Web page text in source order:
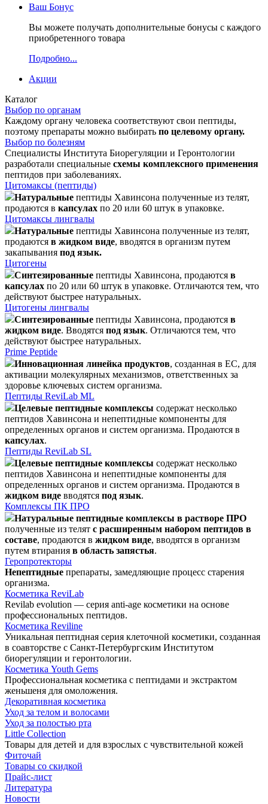
Ваш Бонус
Вы можете получать дополнительные бонусы с каждого
приобретенного товара
Подробно...
Акции
Каталог
Выбор по органам
Каждому органу человека соответствуют свои пептиды,
поэтому препараты можно выбирать по целевому органу.
Выбор по болезням
Специалисты Института Биорегуляции и Геронтологии
разработали специальные схемы комплексного применения
пептидов при заболеваниях.
Цитомаксы (пептиды)
Натуральные пептиды Хавинсона полученные из телят,
продаются в капсулах по 20 или 60 штук в упаковке.
Цитомаксы лингвалы
Натуральные пептиды Хавинсона полученные из телят,
продаются в жидком виде, вводятся в организм путем
закапывания под язык.
Цитогены
Синтезированные пептиды Хавинсона, продаются в
капсулах по 20 или 60 штук в упаковке. Отличаются тем, что
действуют быстрее натуральных.
Цитогены лингвалы
Синтезированные пептиды Хавинсона, продаются в
жидком виде. Вводятся под язык. Отличаются тем, что
действуют быстрее натуральных.
Prime Peptide
Инновационная линейка продуктов, созданная в ЕС, для
активации молекулярных механизмов, ответственных за
здоровье ключевых систем организма.
Пептиды ReviLab ML
Целевые пептидные комплексы содержат несколько
пептидов Хавинсона и непептидные компоненты для
определенных органов и систем организма. Продаются в
капсулах.
Пептиды ReviLab SL
Целевые пептидные комплексы содержат несколько
пептидов Хавинсона и непептидные компоненты для
определенных органов и систем организма. Продаются в
жидком виде вводятся под язык.
Комплексы ПК ПРО
Натуральные пептидные комплексы в растворе ПРО
полученные из телят с расширенным набором пептидов в
составе, продаются в жидком виде, вводятся в организм
путем втирания в область запястья.
Геропротекторы
Непептидные препараты, замедляющие процесс старения
организма.
Косметика ReviLab
Revilab evolution — серия anti-age косметики на основе
профессиональных пептидов.
Косметика Reviline
Уникальная пептидная серия клеточной косметики, созданная
в соавторстве с Санкт-Петербургским Институтом
биорегуляции и геронтологии.
Косметика Youth Gems
Профессиональная косметика с пептидами и экстрактом
женьшеня для омоложения.
Декоративная косметика
Уход за телом и волосами
Уход за полостью рта
Little Collection
Товары для детей и для взрослых с чувствительной кожей
Фиточай
Товары со скидкой
Прайс-лист
Литература
Новости